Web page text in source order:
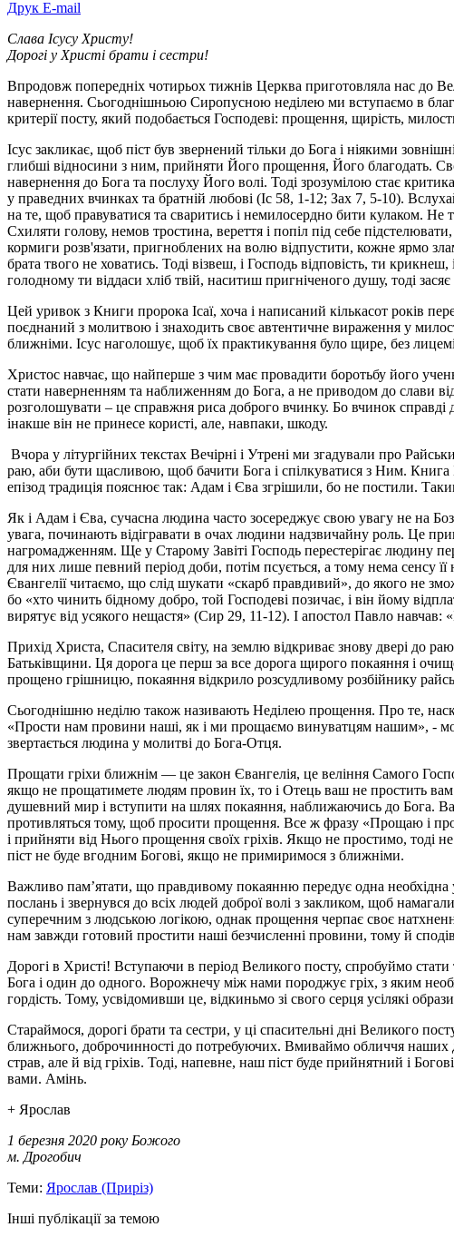
Друк E-mail
Слава Ісусу Христу!
Дорогі у Христі брати і сестри!
Впродовж попередніх чотирьох тижнів Церква приготовляла нас до
навернення. Сьогоднішньою Сиропусною неділею ми вступаємо в
критерії посту, який подобається Господеві: прощення, щирість,
Ісус закликає, щоб піст був звернений тільки до Бога і ніякими
глибші відносини з ним, прийняти Його прощення, Його благодать.
навернення до Бога та послуху Його волі. Тоді зрозумілою стає
у праведних вчинках та братній любові (Іс 58, 1-12; Зах 7, 5-10).
на те, щоб правуватися та сваритись і немилосердно бити кулаком.
Схиляти голову, немов тростина, вереття і попіл під себе
кормиги розв'язати, пригноблених на волю відпустити, кожне ярмо
брата твого не ховатись. Тоді візвеш, і Господь відповість, ти
голодному ти віддаси хліб твій, наситиш пригніченого душу, тоді
Цей уривок з Книги пророка Ісаї, хоча і написаний кількасот років
поєднаний з молитвою і знаходить своє автентичне вираження у
ближніми. Ісус наголошує, щоб їх практикування було щире, без
Христос навчає, що найперше з чим має провадити боротьбу його
стати наверненням та наближенням до Бога, а не приводом до слави
розголошувати – це справжня риса доброго вчинку. Бо вчинок
інакше він не принесе користі, але, навпаки, шкоду.
Вчора у літургійних текстах Вечірні і Утрені ми згадували про
раю, аби бути щасливою, щоб бачити Бога і спілкуватися з Ним. Книга
епізод традиція пояснює так: Адам і Єва згрішили, бо не постили.
Як і Адам і Єва, сучасна людина часто зосереджує свою увагу не на
увага, починають відігравати в очах людини надзвичайну роль. Це
нагромадженням. Ще у Старому Завіті Господь перестерігає людину
для них лише певний період доби, потім псується, а тому нема сенсу
Євангелії читаємо, що слід шукати «скарб правдивий», до якого не
бо «хто чинить бідному добро, той Господеві позичає, і він йому
вирятує від усякого нещастя» (Сир 29, 11-12). І апостол Павло навчав:
Прихід Христа, Спасителя світу, на землю відкриває знову двері до
Батьківщини. Ця дорога це перш за все дорога щирого покаяння і
прощено грішницю, покаяння відкрило розсудливому розбійнику
Сьогоднішню неділю також називають Неділею прощення. Про те,
«Прости нам провини наші, як і ми прощаємо винуватцям нашим», -
звертається людина у молитві до Бога-Отця.
Прощати гріхи ближнім — це закон Євангелія, це веління Самого
якщо не прощатимете людям провин їх, то і Отець ваш не простить
душевний мир і вступити на шлях покаяння, наближаючись до Бога.
противляться тому, щоб просити прощення. Все ж фразу «Прощаю і
і прийняти від Нього прощення своїх гріхів. Якщо не простимо, тоді
піст не буде вгодним Богові, якщо не примиримося з ближніми.
Важливо пам’ятати, що правдивому покаянню передує одна
послань і звернувся до всіх людей доброї волі з закликом, щоб
суперечним з людською логікою, однак прощення черпає своє
нам завжди готовий простити наші безчисленні провини, тому й
Дорогі в Христі! Вступаючи в період Великого посту, спробуймо
Бога і один до одного. Ворожнечу між нами породжує гріх, з яким
гордість. Тому, усвідомивши це, відкиньмо зі свого серця усілякі
Стараймося, дорогі брати та сестри, у ці спасительні дні Великого
ближнього, доброчинності до потребуючих. Вмиваймо обличчя наших
страв, але й від гріхів. Тоді, напевне, наш піст буде прийнятний і
вами. Амінь.
+ Ярослав
1 березня 2020 року Божого
м. Дрогобич
Теми: Ярослав (Приріз)
Інші публікації за темою